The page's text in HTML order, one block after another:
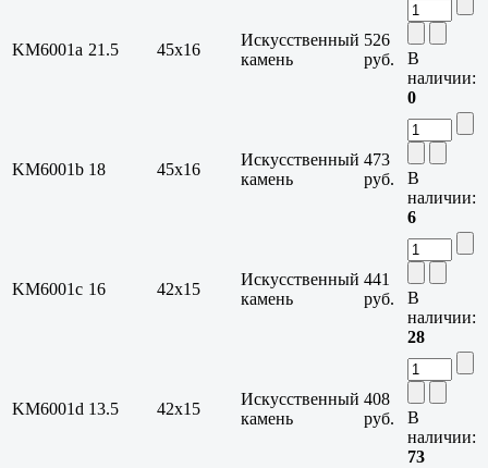
KM6001a 21.5 45x16
Искусственный
камень
526
руб.
В
наличии:
0
KM6001b 18 45x16
Искусственный
камень
473
руб.
В
наличии:
6
KM6001c 16 42x15
Искусственный
камень
441
руб.
В
наличии:
28
KM6001d 13.5 42x15
Искусственный
камень
408
руб.
В
наличии:
73